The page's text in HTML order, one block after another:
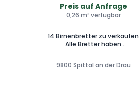
Preis auf Anfrage
0,26 m³ verfügbar
14 Birnenbretter zu verkaufen
Alle Bretter haben
ähnlich geschnitten. Alle Bretter
9800 Spittal an der Drau